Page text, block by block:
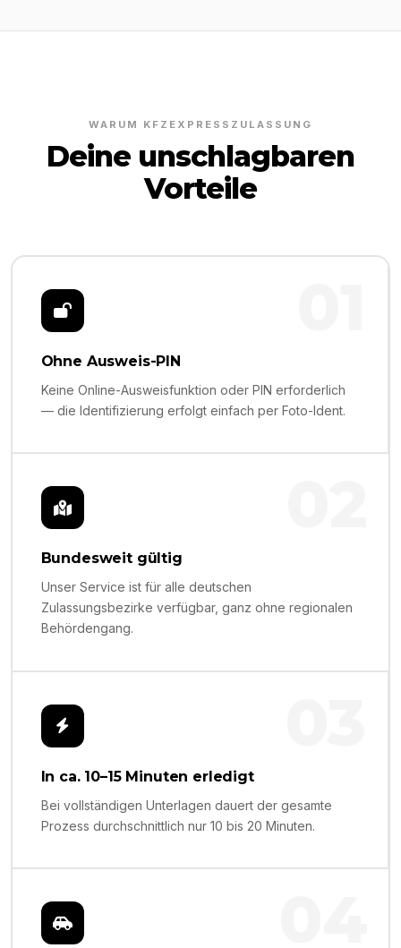
WARUM KFZEXPRESSZULASSUNG
Deine unschlagbaren
Vorteile
Ohne Ausweis-PIN
Keine Online-Ausweisfunktion oder PIN erforderlich
— die Identifizierung erfolgt einfach per Foto-Ident.
Bundesweit gültig
Unser Service ist für alle deutschen
Zulassungsbezirke verfügbar, ganz ohne regionalen
Behördengang.
In ca. 10–15 Minuten erledigt
Bei vollständigen Unterlagen dauert der gesamte
Prozess durchschnittlich nur 10 bis 20 Minuten.